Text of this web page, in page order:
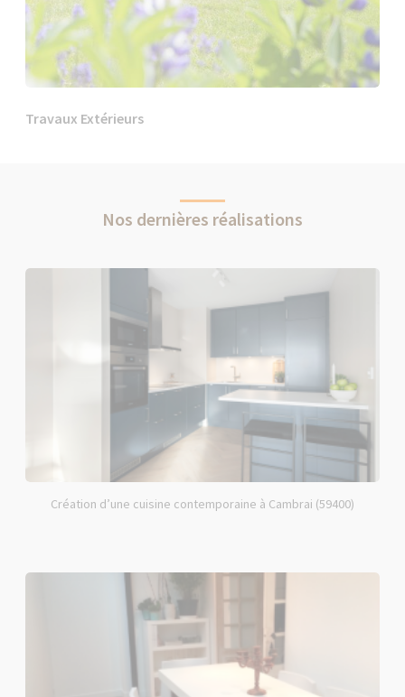
Travaux Extérieurs
Nos dernières réalisations
Création d’une cuisine contemporaine à Cambrai (59400)